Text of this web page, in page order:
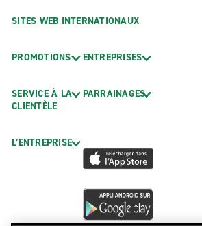
SITES WEB INTERNATIONAUX
PROMOTIONS
SERVICE À LA
CLIENTÈLE
L’ENTREPRISE
ENTREPRISES
PARRAINAGES